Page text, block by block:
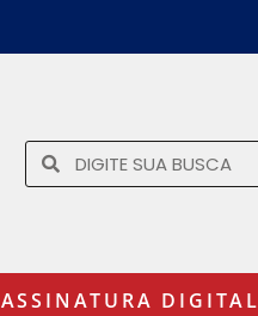
ASSINATURA DIGITAL